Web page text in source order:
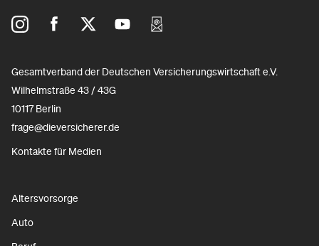
Gesamtverband der Deutschen Versicherungswirtschaft e.V.
Wilhelmstraße 43 / 43G
10117 Berlin
frage@dieversicherer.de
Kontakte für Medien
Altersvorsorge
Auto